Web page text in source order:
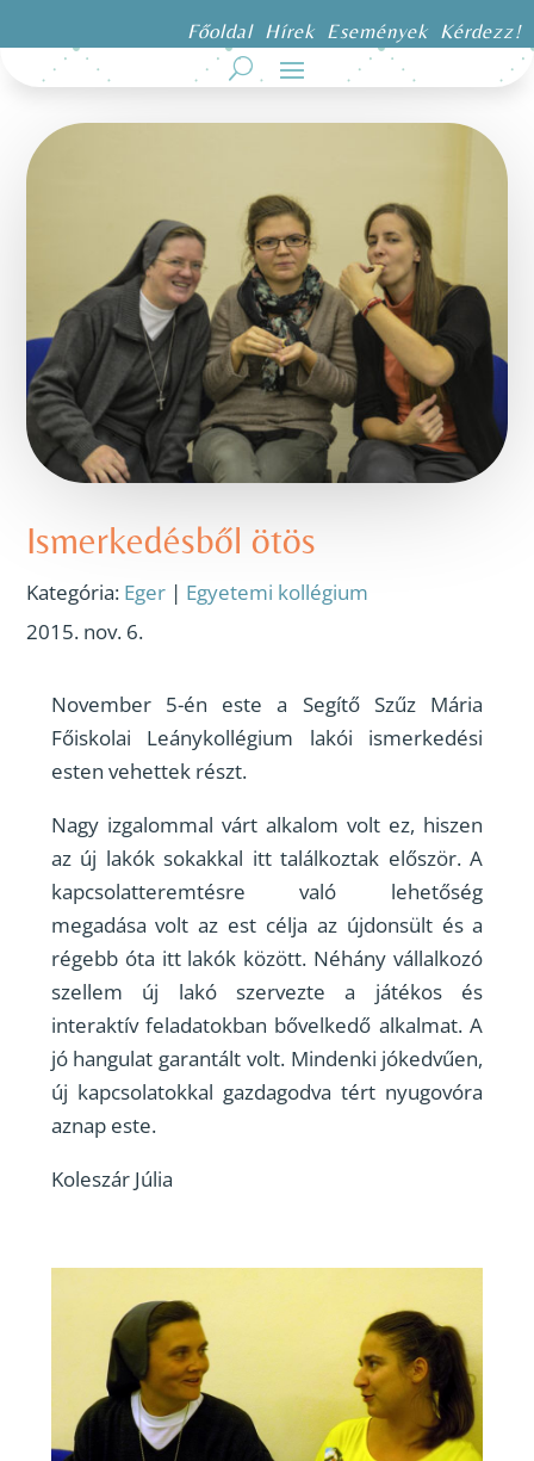
Főoldal Hírek Események Kérdezz!
Ismerkedésből ötös
Kategória: Eger | Egyetemi kollégium
2015. nov. 6.
November 5-én este a Segítő Szűz Mária
Főiskolai Leánykollégium lakói ismerkedési
esten vehettek részt.
Nagy izgalommal várt alkalom volt ez, hiszen
az új lakók sokakkal itt találkoztak először. A
kapcsolatteremtésre való lehetőség
megadása volt az est célja az újdonsült és a
régebb óta itt lakók között. Néhány vállalkozó
szellem új lakó szervezte a játékos és
interaktív feladatokban bővelkedő alkalmat. A
jó hangulat garantált volt. Mindenki jókedvűen,
új kapcsolatokkal gazdagodva tért nyugovóra
aznap este.
Koleszár Júlia